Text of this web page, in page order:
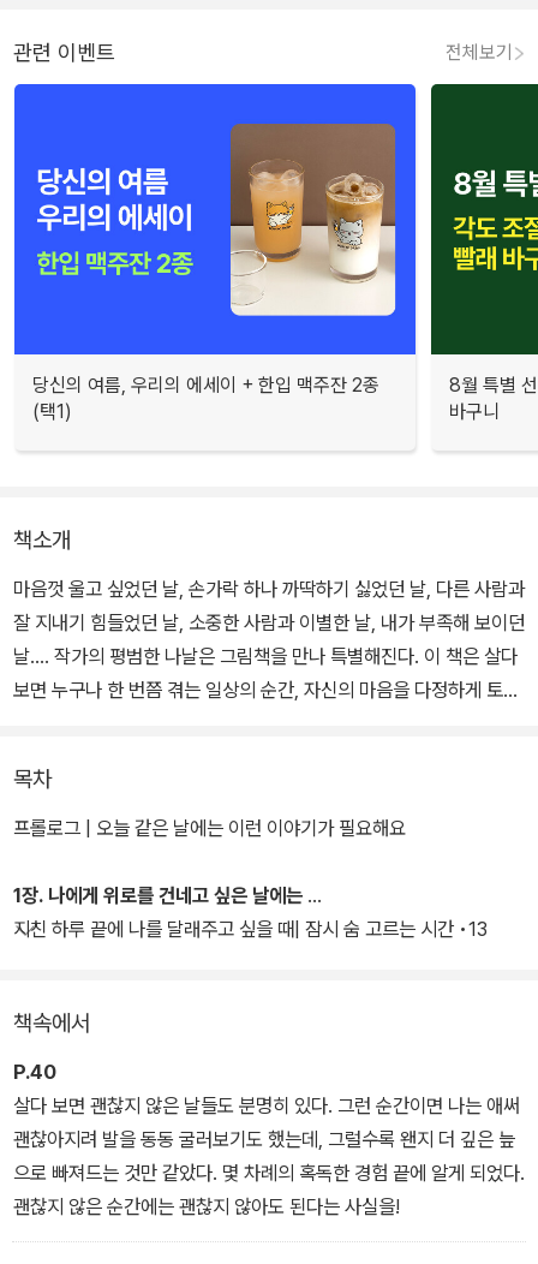
관련 이벤트 전체보기
당신의 여름, 우리의 에세이 + 한입 맥주잔 2종
(택1)
8월 특별
바구니
책소개
마음껏 울고 싶었던 날, 손가락 하나 까딱하기 싫었던 날, 다른 사람과
잘 지내기 힘들었던 날, 소중한 사람과 이별한 날, 내가 부족해 보이던
날…. 작가의 평범한 나날은 그림책을 만나 특별해진다. 이 책은 살다
보면 누구나 한 번쯤 겪는 일상의 순간, 자신의 마음을 다정하게 토닥
힘든 마음을 위로받고 싶을 때, 주변을 이해하고 싶을 때, 자신감과 용
기가 필요할 때, 더 나은 내가 되고 싶을 때면 작가는 그림책을 읽었
직한 마음을 느낄 수 있다. 작가를 따라 따뜻한 그림과 다정한 문장에
‘나의 이야기’를 더해 보자. 내 안의 나를 새롭게 발견하는 뭉클한 순
이 책은 총 53권의 그림책을 소개한다. 작가는 독자가 자신에게 꼭
필요한 그림책과 만날 수 있도록 안내한다. ‘이 책에서 다룬 그림책 목
록’은 그림책 독서 가이드가 필요한 독자에게 도움이 될 것이다.
목차
프롤로그 | 오늘 같은 날에는 이런 이야기가 필요해요
1장. 나에게 위로를 건네고 싶은 날에는
지친 하루 끝에 나를 달래주고 싶을 때| 잠시 숨 고르는 시간 •13
책속에서
P.40
살다 보면 괜찮지 않은 날들도 분명히 있다. 그런 순간이면 나는 애써
괜찮아지려 발을 동동 굴러보기도 했는데, 그럴수록 왠지 더 깊은 늪
으로 빠져드는 것만 같았다. 몇 차례의 혹독한 경험 끝에 알게 되었다.
괜찮지 않은 순간에는 괜찮지 않아도 된다는 사실을!